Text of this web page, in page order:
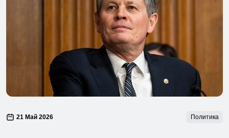
21 Май 2026 Политика